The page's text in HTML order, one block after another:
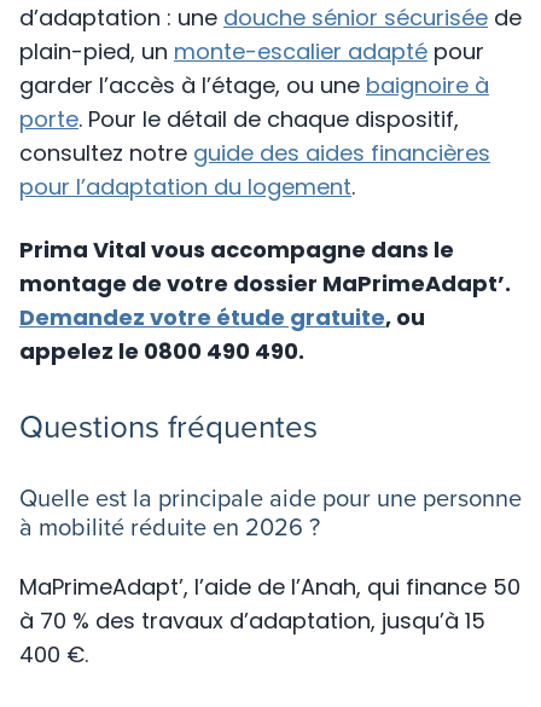
d’adaptation : une douche sénior sécurisée de
plain-pied, un monte-escalier adapté pour
garder l’accès à l’étage, ou une baignoire à
porte. Pour le détail de chaque dispositif,
consultez notre guide des aides financières
pour l’adaptation du logement.
Prima Vital vous accompagne dans le
montage de votre dossier MaPrimeAdapt’.
Demandez votre étude gratuite, ou
appelez le 0800 490 490.
Questions fréquentes
Quelle est la principale aide pour une personne
à mobilité réduite en 2026 ?
MaPrimeAdapt’, l’aide de l’Anah, qui finance 50
à 70 % des travaux d’adaptation, jusqu’à 15
400 €.